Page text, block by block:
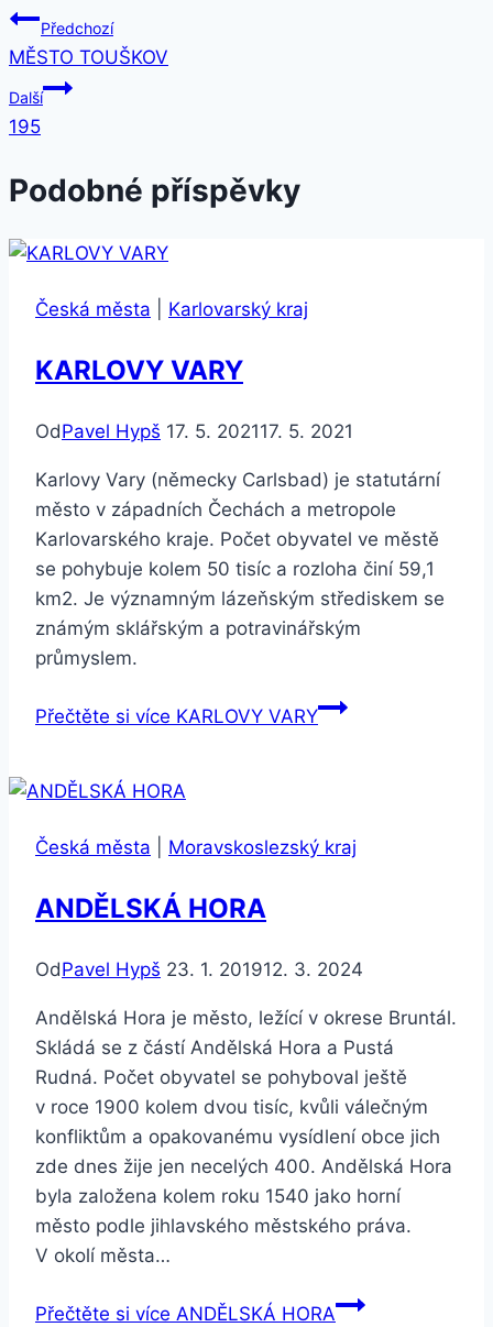
Předchozí
MĚSTO TOUŠKOV
Další
195
Podobné příspěvky
Česká města Karlovarský kraj
KARLOVY VARY
OdPavel Hypš 17. 5. 202117. 5. 2021
Karlovy Vary (německy Carlsbad) je statutární
město v západních Čechách a metropole
Karlovarského kraje. Počet obyvatel ve městě
se pohybuje kolem 50 tisíc a rozloha činí 59,1
km2. Je významným lázeňským střediskem se
známým sklářským a potravinářským
průmyslem.
Přečtěte si více KARLOVY VARY
Česká města Moravskoslezský kraj
ANDĚLSKÁ HORA
OdPavel Hypš 23. 1. 201912. 3. 2024
Andělská Hora je město, ležící v okrese Bruntál.
Skládá se z částí Andělská Hora a Pustá
Rudná. Počet obyvatel se pohyboval ještě
v roce 1900 kolem dvou tisíc, kvůli válečným
konfliktům a opakovanému vysídlení obce jich
zde dnes žije jen necelých 400. Andělská Hora
byla založena kolem roku 1540 jako horní
město podle jihlavského městského práva.
V okolí města…
Přečtěte si více ANDĚLSKÁ HORA